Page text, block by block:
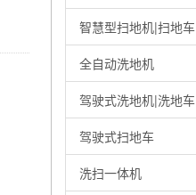
智慧型扫地机|扫地车
全自动洗地机
驾驶式洗地机|洗地车
驾驶式扫地车
洗扫一体机